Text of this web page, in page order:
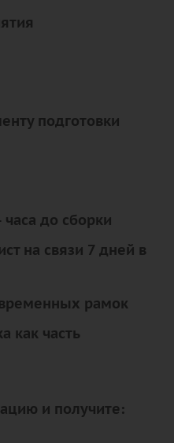
подготовки
до сборки
на связи 7 дней в
рамок
как часть
и получите: